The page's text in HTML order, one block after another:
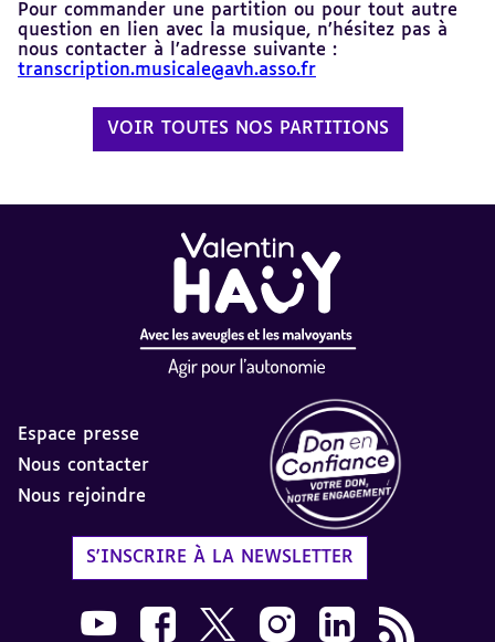
Pour commander une partition ou pour tout autre
question en lien avec la musique, n’hésitez pas à
nous contacter à l’adresse suivante :
transcription.musicale@avh.asso.fr
VOIR TOUTES NOS PARTITIONS
Espace presse
Nous contacter
Nous rejoindre
S'INSCRIRE À LA NEWSLETTER
Nous suivre sur Youtube AVH dans une
Nous suivre sur Facebook AVH dans
Nous suivre sur X AVH dans une
Nous suivre sur Instagram
Nous suivre sur
Flux RSS